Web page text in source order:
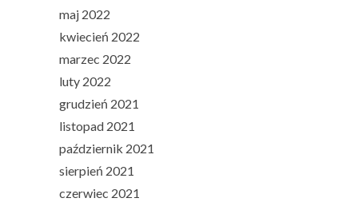
maj 2022
kwiecień 2022
marzec 2022
luty 2022
grudzień 2021
listopad 2021
październik 2021
sierpień 2021
czerwiec 2021